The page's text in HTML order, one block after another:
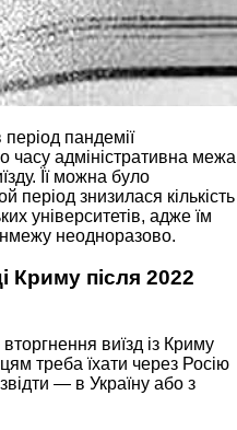
пандемії
часу адміністративна межа
Її можна було
період знизилася кількість
університетів, адже їм
неодноразово.
Криму після 2022
виїзд із Криму
треба їхати через Росію
— в Україну або з